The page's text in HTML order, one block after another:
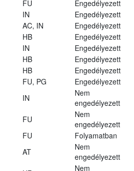
FU
Engedélyezett
IN
Engedélyezett
AC, IN
Engedélyezett
HB
Engedélyezett
IN
Engedélyezett
HB
Engedélyezett
HB
Engedélyezett
FU, PG
Engedélyezett
IN
Nem
engedélyezett
FU
Nem
engedélyezett
FU
Folyamatban
AT
Nem
engedélyezett
Nem